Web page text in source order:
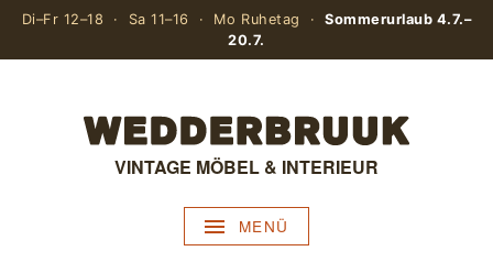
Di–Fr 12–18 · Sa 11–16 · Mo Ruhetag ·Sommerurlaub 4.7.–
20.7.
VINTAGE MÖBEL & INTERIEUR
MENÜ